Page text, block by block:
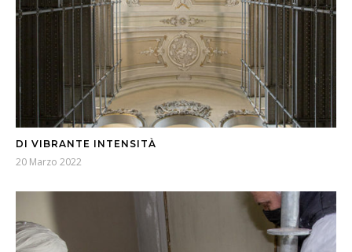
DI VIBRANTE INTENSITÀ
20 Marzo 2022